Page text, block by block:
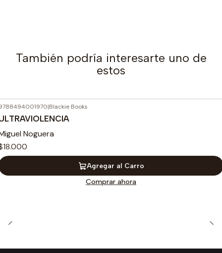
También podría interesarte uno de
estos
|Blackie Books
Noguera
Agregar al Carro
Comprar ahora